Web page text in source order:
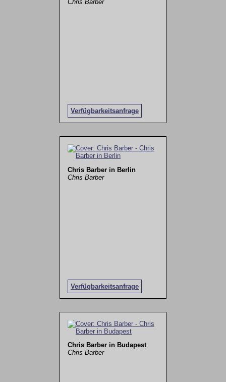
Chris Barber
Verfügbarkeitsanfrage
Chris Barber in Berlin
Chris Barber
Verfügbarkeitsanfrage
Chris Barber in Budapest
Chris Barber